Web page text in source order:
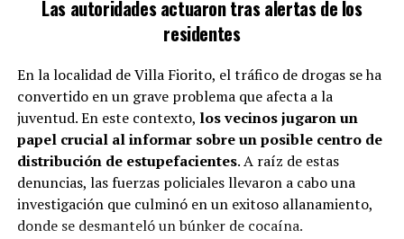
CON EL PAPA FRANCISCO –
Cabe destacar que el club de Avellaneda realmente está
en una situación muy grave: está inhibido por la FIFA. Al
respecto de esto, Néstor Grindetti explicó como harán
para levantar esa condición:“Es muy sencillo. Una vez
que junte los fondos, los tiene que transferir a una
Las autoridades actuaron tras alertas de los
residentes
En la localidad de Villa Fiorito, el tráfico de drogas se ha
convertido en un grave problema que afecta a la
juventud. En este contexto, los vecinos jugaron un
papel crucial al informar sobre un posible centro de
distribución de estupefacientes. A raíz de estas
denuncias, las fuerzas policiales llevaron a cabo una
investigación que culminó en un exitoso allanamiento,
donde se desmanteló un búnker de cocaína.